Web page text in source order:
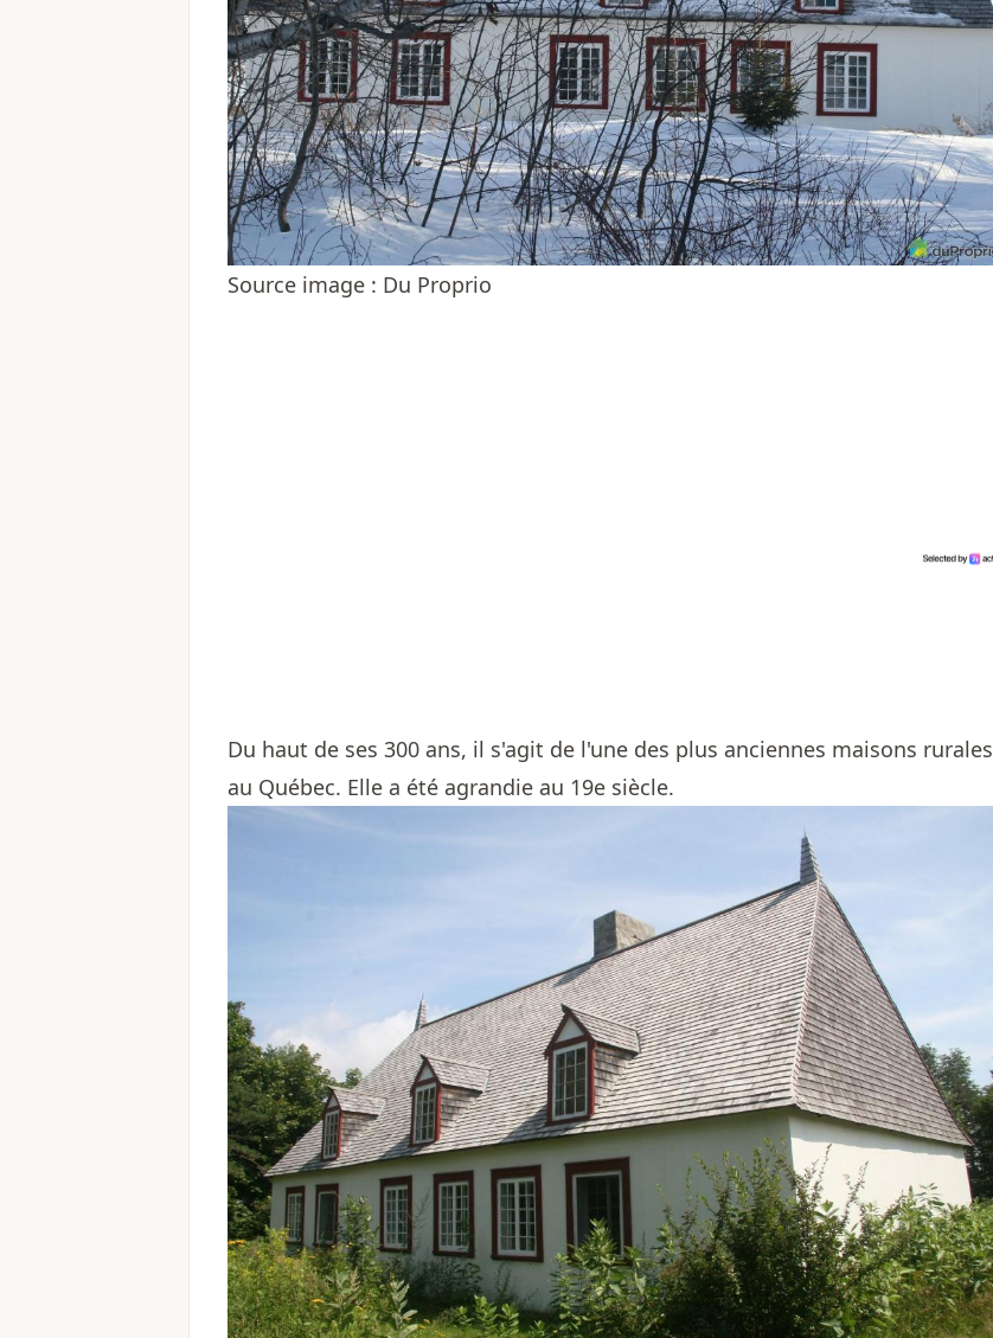
Source image : Du Proprio
Du haut de ses 300 ans, il s'agit de l'une des plus anciennes maisons rurales
au Québec. Elle a été agrandie au 19e siècle.